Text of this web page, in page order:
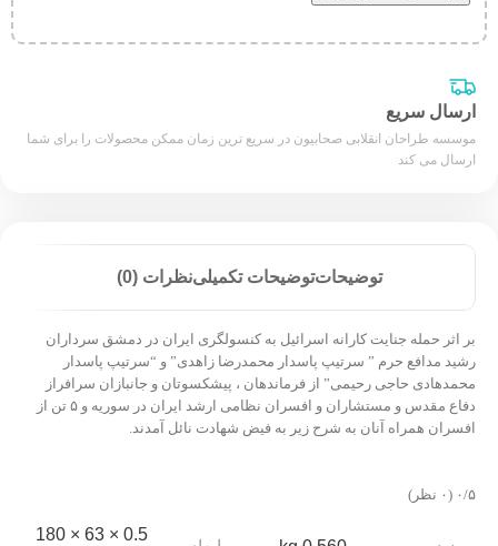
ارسال سریع
موسسه طراحان انقلابی صحابیون در سریع ترین زمان ممکن محصولات را برای شما
ارسال می کند
توضیحاتتوضیحات تکمیلینظرات (0)
بر اثر حمله جنایت کارانه اسرائیل به کنسولگری ایران در دمشق سرداران
رشید مدافع حرم ” سرتیپ پاسدار محمدرضا زاهدی” و “سرتیپ پاسدار
محمدهادی حاجی رحیمی” از فرماندهان ، پیشکسوتان و جانبازان سرافراز
دفاع مقدس و مستشاران و افسران نظامی ارشد ایران در سوریه و ۵ تن از
افسران همراه آنان به شرح زیر به فیض شهادت نائل آمدند.
‫۰/۵ ‫(۰ نظر)
0.5 × 63 × 180